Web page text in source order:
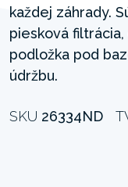
každej záhrady.
piesková
podložka pod
údržbu.
SKU 26334ND